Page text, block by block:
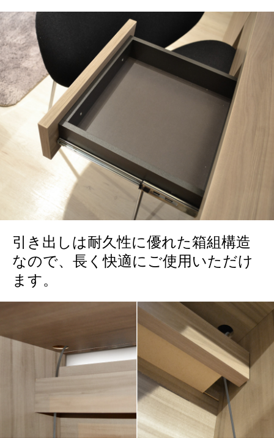
引き出しは耐久性に優れた箱組構造
なので、長く快適にご使用いただけ
ます。